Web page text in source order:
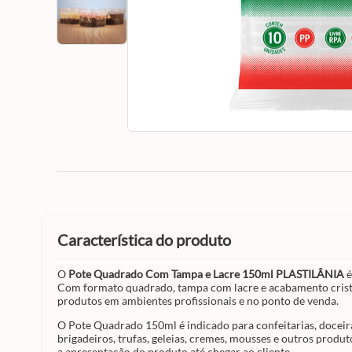
característica do produto
O Pote Quadrado Com Tampa e Lacre 150ml PLASTILÂNIA
Com formato quadrado, tampa com lacre e acabamento
produtos em ambientes profissionais e no ponto de venda.
O Pote Quadrado 150ml é indicado para confeitarias,
brigadeiros, trufas, geleias, cremes, mousses e outros